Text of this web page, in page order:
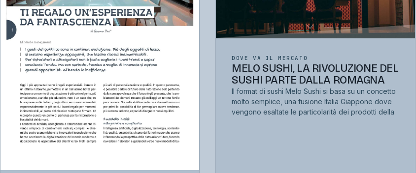
DOVE VA IL MERCATO
MELO SUSHI, LA RIVOLUZIONE DEL
SUSHI PARTE DALLA ROMAGNA
Il format di sushi Melo Sushi si basa su un concetto
molto semplice, una fusione Italia Giappone dove
vengono esaltate le particolarità dei prodotti della